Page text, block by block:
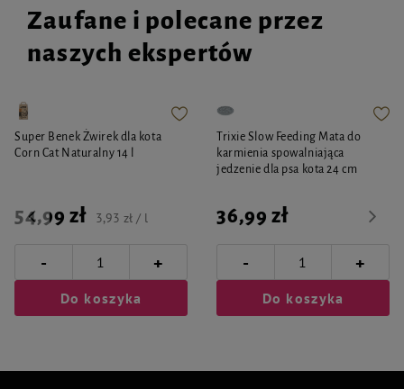
Zaufane i polecane przez
naszych ekspertów
Super Benek Żwirek dla kota
Corn Cat Naturalny 14 l
54,99 zł 3,93 zł / l
- +
Do koszyka
Trixie Slow Feeding Mata do
karmienia spowalniająca
jedzenie dla psa kota 24 cm
36,99 zł
- +
Do koszyka